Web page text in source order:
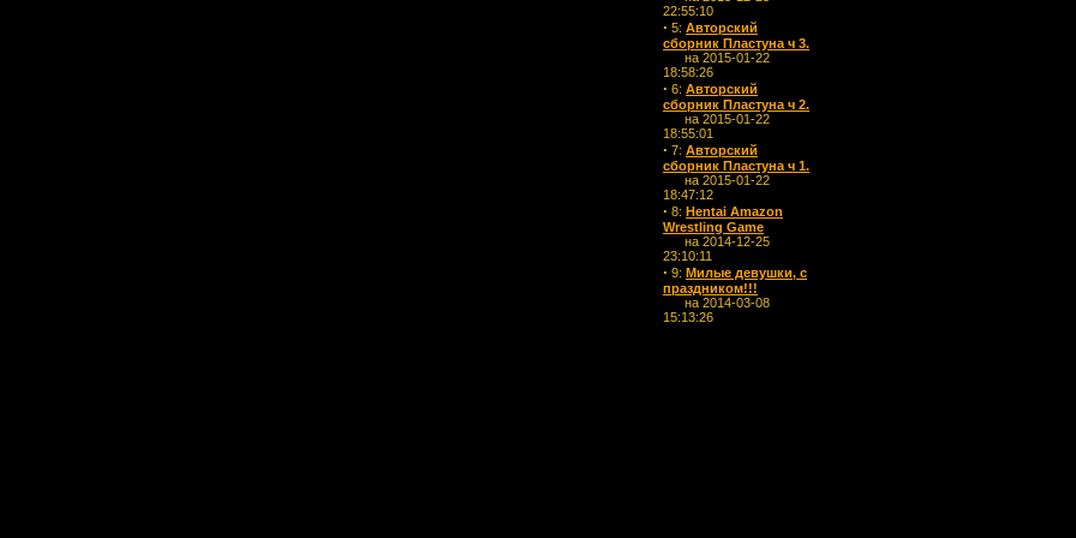
22:55:10
· 5: Авторский
сборник Пластуна ч 3.
на 2015-01-22
18:58:26
· 6: Авторский
сборник Пластуна ч 2.
на 2015-01-22
18:55:01
· 7: Авторский
сборник Пластуна ч 1.
на 2015-01-22
18:47:12
· 8: Hentai Amazon
Wrestling Game
на 2014-12-25
23:10:11
· 9: Милые девушки, с
праздником!!!
на 2014-03-08
15:13:26